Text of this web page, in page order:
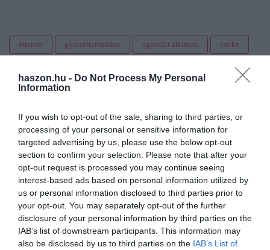
haszon.hu - Do Not Process My Personal
Information
If you wish to opt-out of the sale, sharing to third parties, or
processing of your personal or sensitive information for
targeted advertising by us, please use the below opt-out
section to confirm your selection. Please note that after your
opt-out request is processed you may continue seeing
interest-based ads based on personal information utilized by
us or personal information disclosed to third parties prior to
your opt-out. You may separately opt-out of the further
disclosure of your personal information by third parties on the
IAB’s list of downstream participants. This information may
also be disclosed by us to third parties on the IAB’s List of
étterem gyorsétteremlánc egyesült államok csirke